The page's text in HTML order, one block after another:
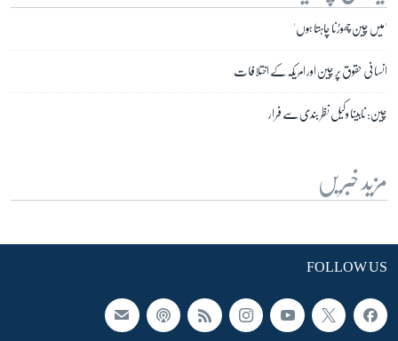
'میں چین چھوڑنا چاہتا ہوں'
انسانی حقوق پر چین اور امریکہ کے اختلافات
چین: نابینا وکیل نظر بندی سے فرار
مزید خبریں
FOLLOW US